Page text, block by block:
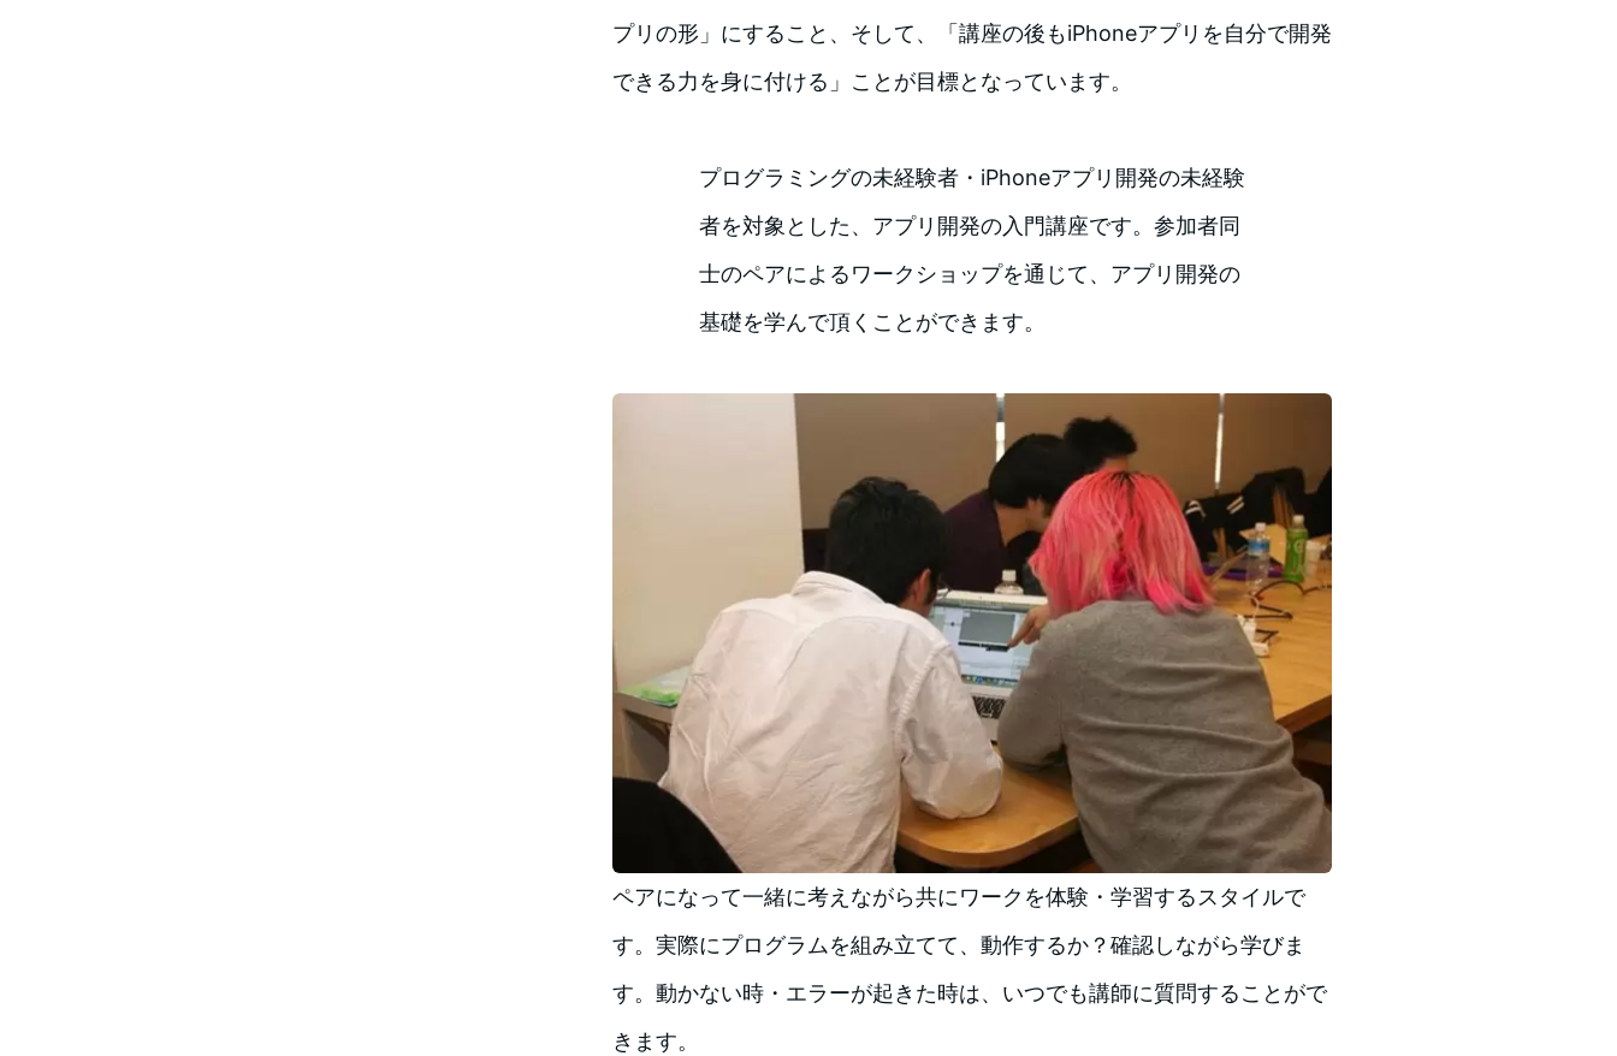
プリの形」にすること、そして、「講座の後もiPhoneアプリを自分で開発
できる力を身に付ける」ことが目標となっています。
プログラミングの未経験者・iPhoneアプリ開発の未経験
者を対象とした、アプリ開発の入門講座です。参加者同
士のペアによるワークショップを通じて、アプリ開発の
基礎を学んで頂くことができます。
ペアになって一緒に考えながら共にワークを体験・学習するスタイルで
す。実際にプログラムを組み立てて、動作するか？確認しながら学びま
す。動かない時・エラーが起きた時は、いつでも講師に質問することがで
きます。